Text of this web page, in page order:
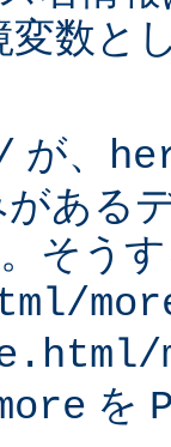
変数と
が、
がある
そう
を